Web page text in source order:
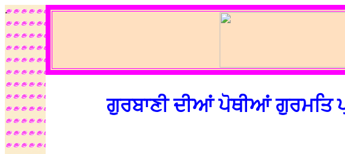
.
ਗੁਰਬਾਣੀ ਦੀਆਂ ਪੋਥੀਆਂ ਗੁਰਮਤਿ